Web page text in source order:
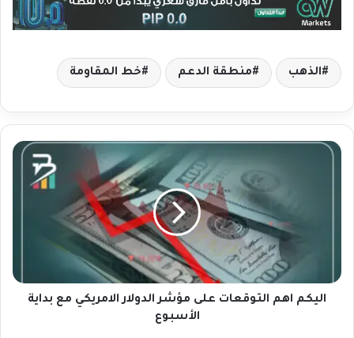
الذهب منطقة الدعم خط المقاومة
ا
ا
اليكم اهم التوقعات على مؤشر الدولار الامريكي مع بداية
الأسبوع